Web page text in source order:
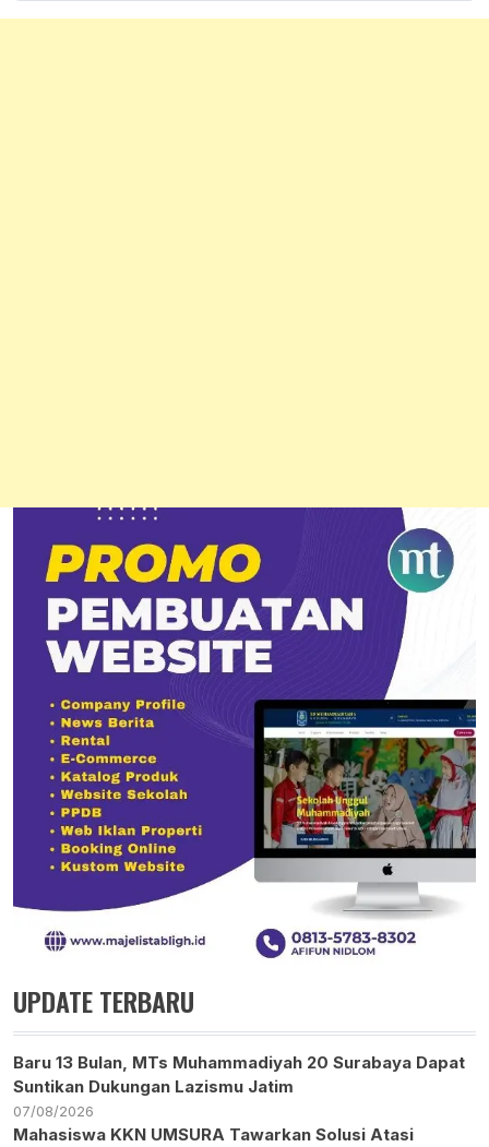
UPDATE TERBARU
Baru 13 Bulan, MTs Muhammadiyah 20 Surabaya Dapat
Suntikan Dukungan Lazismu Jatim
07/08/2026
Mahasiswa KKN UMSURA Tawarkan Solusi Atasi